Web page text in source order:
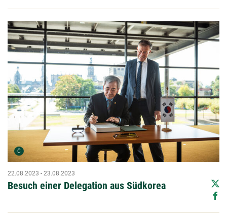
C Urheber der Grafik:
Besuch einer Delegation aus Südkorea
22.08.2023 - 23.08.2023